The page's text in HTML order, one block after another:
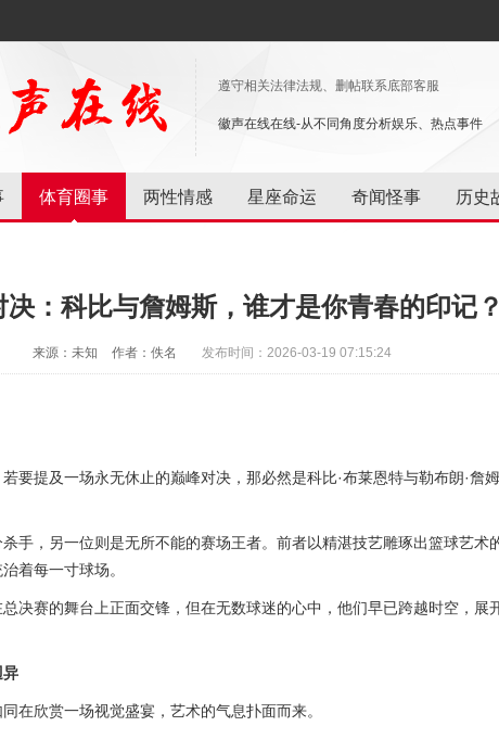
遵守相关法律法规、删帖联系底部客服
徽声在线在线-从不同角度分析娱乐、热点事件
体育圈事 两性情感 星座命运 奇闻怪事 历史
决：科比与詹姆斯，谁才是你青春的印记？
来源：未知 作者：佚名 发布时间：2026-03-19 07:15:24
要提及一场永无休止的巅峰对决，那必然是科比·布莱恩特与勒布朗·詹
手，另一位则是无所不能的赛场王者。前者以精湛技艺雕琢出篮球艺术
着每一寸球场。
决赛的舞台上正面交锋，但在无数球迷的心中，他们早已跨越时空，展
异
在欣赏一场视觉盛宴，艺术的气息扑面而来。